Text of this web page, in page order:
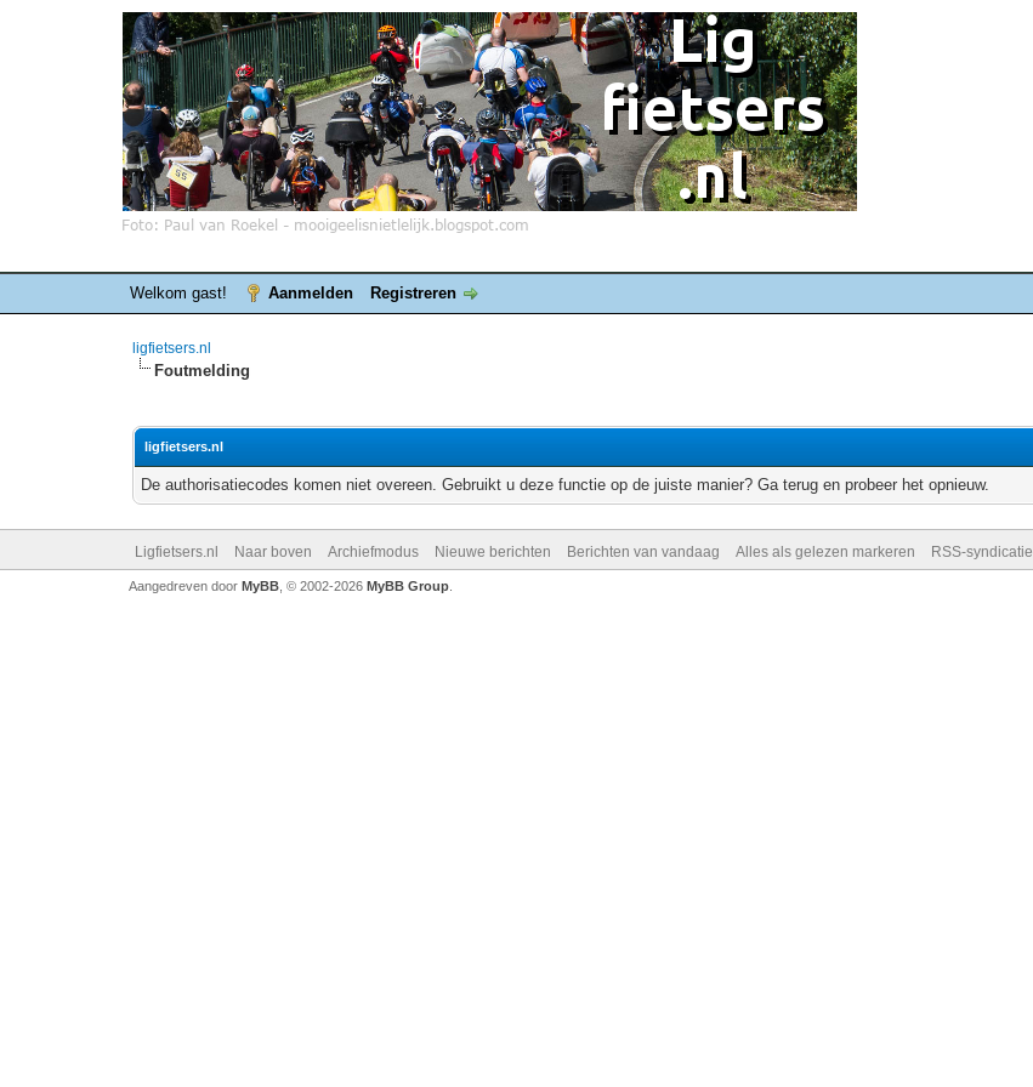
Welkom gast! Aanmelden Registreren
ligfietsers.nl
Foutmelding
ligfietsers.nl
De authorisatiecodes komen niet overeen. Gebruikt u deze functie op de juiste manier? Ga terug en probeer het opnieuw.
Ligfietsers.nl Naar boven Archiefmodus Nieuwe berichten Berichten van vandaag Alles als gelezen markeren RSS-syndicatie
Aangedreven door MyBB, © 2002-2026 MyBB Group.